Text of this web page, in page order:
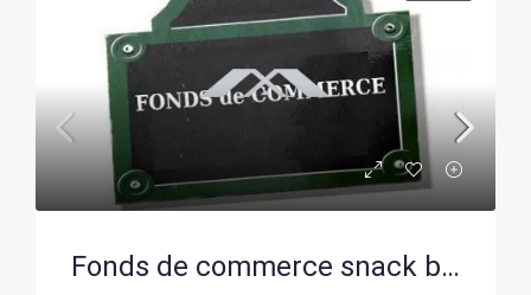
Fonds de commerce snack burger haut de gamme à Petite-Île